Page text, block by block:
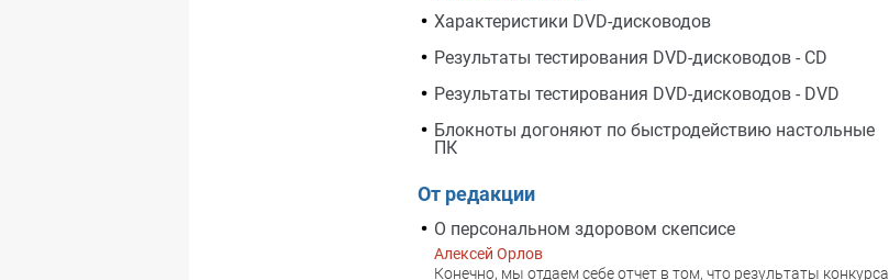
Характеристики DVD-дисководов
Результаты тестирования DVD-дисководов - CD
Результаты тестирования DVD-дисководов - DVD
Блокноты догоняют по быстродействию настольные
ПК
От редакции
О персональном здоровом скепсисе
Алексей Орлов
Конечно, мы отдаем себе отчет в том, что результаты конкурса